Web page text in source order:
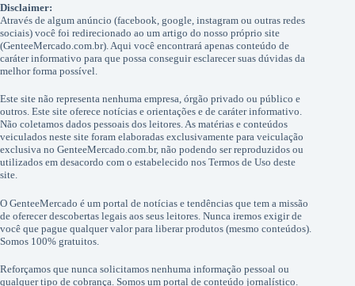
Disclaimer:
Através de algum anúncio (facebook, google, instagram ou outras redes
sociais) você foi redirecionado ao um artigo do nosso próprio site
(GenteeMercado.com.br). Aqui você encontrará apenas conteúdo de
caráter informativo para que possa conseguir esclarecer suas dúvidas da
melhor forma possível.
Este site não representa nenhuma empresa, órgão privado ou público e
outros. Este site oferece notícias e orientações e de caráter informativo.
Não coletamos dados pessoais dos leitores. As matérias e conteúdos
veiculados neste site foram elaboradas exclusivamente para veiculação
exclusiva no GenteeMercado.com.br, não podendo ser reproduzidos ou
utilizados em desacordo com o estabelecido nos Termos de Uso deste
site.
O GenteeMercado é um portal de notícias e tendências que tem a missão
de oferecer descobertas legais aos seus leitores. Nunca iremos exigir de
você que pague qualquer valor para liberar produtos (mesmo conteúdos).
Somos 100% gratuitos.
Reforçamos que nunca solicitamos nenhuma informação pessoal ou
qualquer tipo de cobrança. Somos um portal de conteúdo jornalístico.